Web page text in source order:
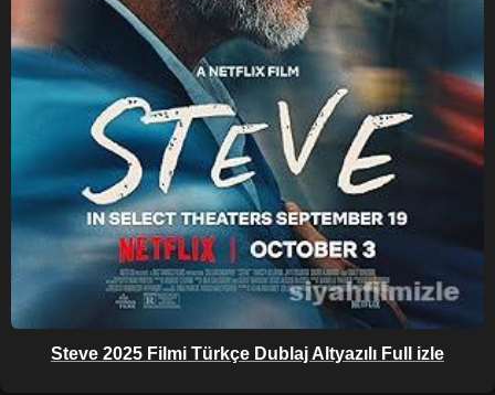
Steve 2025 Filmi Türkçe Dublaj Altyazılı Full izle